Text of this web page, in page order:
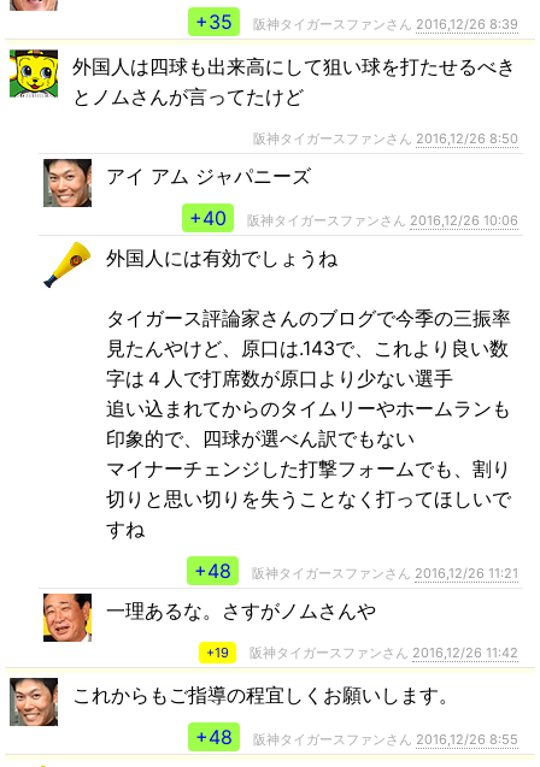
+35
阪神タイガースファンさん 2016,12/26 8:39
外国人は四球も出来高にして狙い球を打たせるべき
とノムさんが言ってたけど
阪神タイガースファンさん 2016,12/26 8:50
アイ アム ジャパニーズ
+40
阪神タイガースファンさん 2016,12/26 10:06
外国人には有効でしょうね
タイガース評論家さんのブログで今季の三振率
見たんやけど、原口は.143で、これより良い数
字は４人で打席数が原口より少ない選手
追い込まれてからのタイムリーやホームランも
印象的で、四球が選べん訳でもない
マイナーチェンジした打撃フォームでも、割り
切りと思い切りを失うことなく打ってほしいで
すね
+48
阪神タイガースファンさん 2016,12/26 11:21
一理あるな。さすがノムさんや
+19 阪神タイガースファンさん 2016,12/26 11:42
これからもご指導の程宜しくお願いします。
+48
阪神タイガースファンさん 2016,12/26 8:55